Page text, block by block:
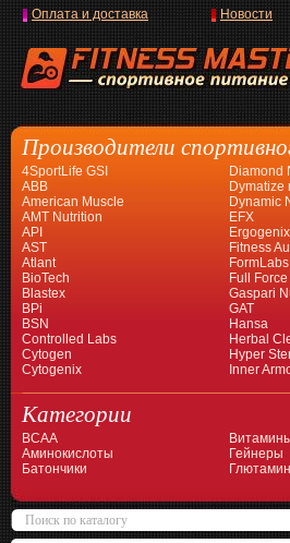
Оплата и доставка Новости
Производители
4SportLife GSI
ABB
American Muscle
AMT Nutrition
API
AST
Atlant
BioTech
Blastex
BPi
BSN
Controlled Labs
Cytogen
Cytogenix
Diamond
Dymatize
Dynamic
EFX
Ergogenix
Fitness
FormLabs
Full Force
Gaspari
GAT
Hansa
Herbal
Hyper
Inner
Категории
BCAA
Аминокислоты
Батончики
Гейнеры
Глютамин